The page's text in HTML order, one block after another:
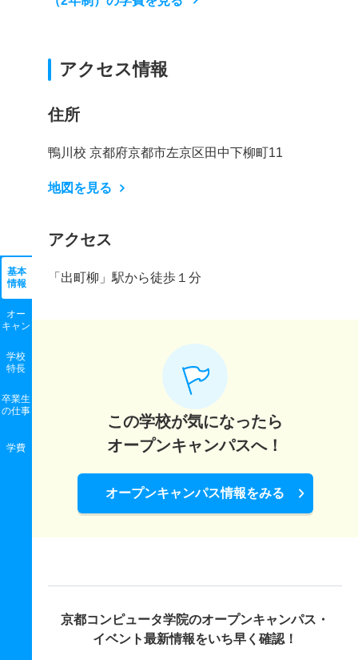
基本
情報
オー
キャン
学校
特長
卒業生
の仕事
学費
アクセス情報
住所
鴨川校 京都府京都市左京区田中下柳町11
地図を見る
アクセス
「出町柳」駅から徒歩１分
この学校が気になったら
オープンキャンパスへ！
オープンキャンパス情報をみる
京都コンピュータ学院のオープンキャンパス・
イベント最新情報をいち早く確認！